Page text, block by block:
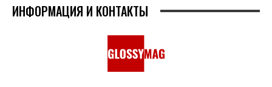
ИНФОРМАЦИЯ И КОНТАКТЫ